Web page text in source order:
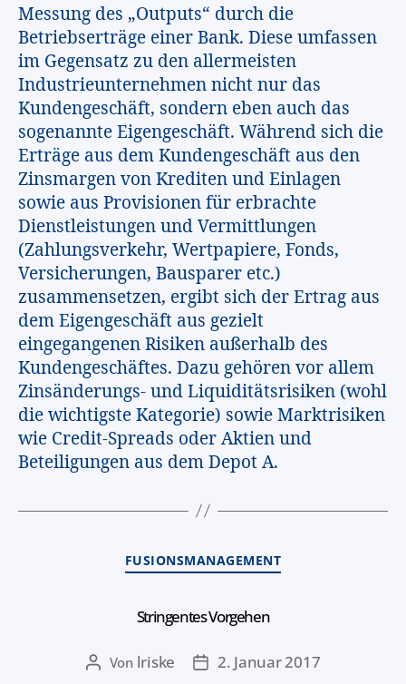
Messung des „Outputs“ durch die
Betriebserträge einer Bank. Diese umfassen
im Gegensatz zu den allermeisten
Industrieunternehmen nicht nur das
Kundengeschäft, sondern eben auch das
sogenannte Eigengeschäft. Während sich die
Erträge aus dem Kundengeschäft aus den
Zinsmargen von Krediten und Einlagen
sowie aus Provisionen für erbrachte
Dienstleistungen und Vermittlungen
(Zahlungsverkehr, Wertpapiere, Fonds,
Versicherungen, Bausparer etc.)
zusammensetzen, ergibt sich der Ertrag aus
dem Eigengeschäft aus gezielt
eingegangenen Risiken außerhalb des
Kundengeschäftes. Dazu gehören vor allem
Zinsänderungs- und Liquiditätsrisiken (wohl
die wichtigste Kategorie) sowie Marktrisiken
wie Credit-Spreads oder Aktien und
Beteiligungen aus dem Depot A.
FUSIONSMANAGEMENT
Stringentes Vorgehen
Von lriske
2. Januar 2017